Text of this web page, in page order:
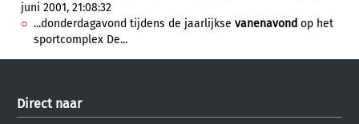
juni 2001, 21:08:32
...donderdagavond tijdens de jaarlijkse vanenavond op het
sportcomplex De...
Direct naar